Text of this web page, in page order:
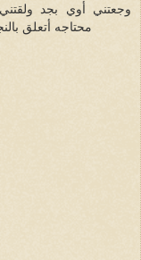
وجعتني أوي بجد
محتاجه أتعلق